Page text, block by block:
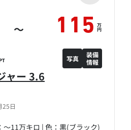
25日
ャー 3.6
～11万キロ | 色：黒(ブラック)
～ 115 万
円
PT 写真
装備
情報